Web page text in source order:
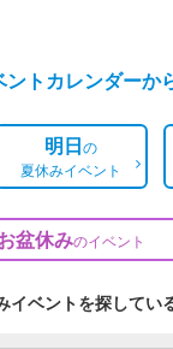
ントカレンダーか
明日の
夏休みイベント
盆休みのイベント
イベントを探してい